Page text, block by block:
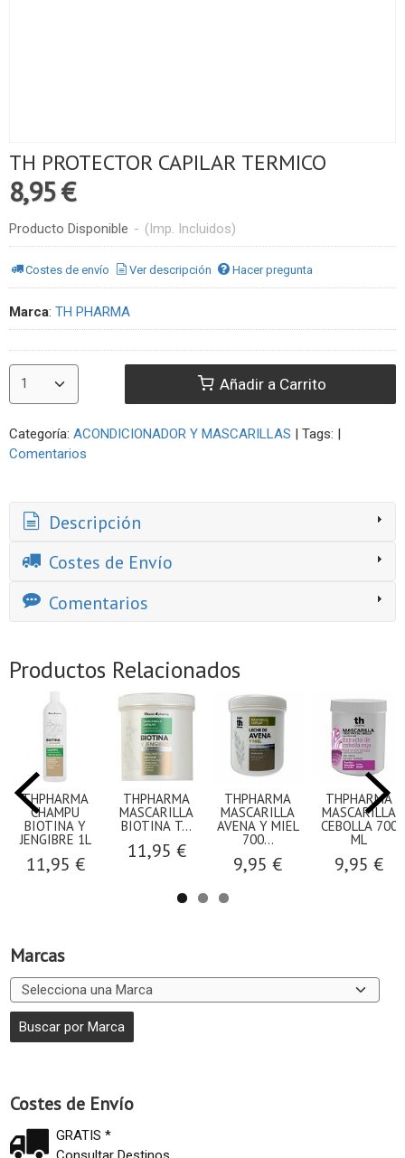
Marcas
Costes de Envío
GRATIS *
TH PROTECTOR CAPILAR TERMICO
8,95 €
Producto Disponible - (Imp. Incluidos)
Costes de envío Ver descripción Hacer pregunta
Marca: TH PHARMA
Añadir a Carrito
Categoría: ACONDICIONADOR Y MASCARILLAS | Tags: |
Comentarios
Descripción
Costes de Envío
Comentarios
Productos Relacionados
THPHARMA
CHAMPU
BIOTINA Y
JENGIBRE 1L
11,95 €
THPHARMA
MASCARILLA
BIOTINA T...
11,95 €
THPHARMA
MASCARILLA
AVENA Y MIEL
700...
9,95 €
THPHARMA
MASCARILLA
CEBOLLA 700
ML
9,95 €